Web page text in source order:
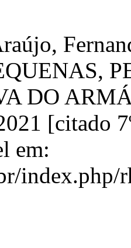
DO
[citado
em:
index.php/